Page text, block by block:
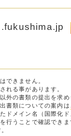
.fukushima.jp
できません。
れる事があります。
の書類の提出を求め
書類についての案内は
ドメイン名（国際化
行うことで確認できま